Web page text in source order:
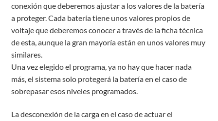
conexión que deberemos ajustar a los valores de la batería
a proteger. Cada batería tiene unos valores propios de
voltaje que deberemos conocer a través de la ficha técnica
de esta, aunque la gran mayoría están en unos valores muy
similares.
Una vez elegido el programa, ya no hay que hacer nada
más, el sistema solo protegerá la batería en el caso de
sobrepasar esos niveles programados.
La desconexión de la carga en el caso de actuar el